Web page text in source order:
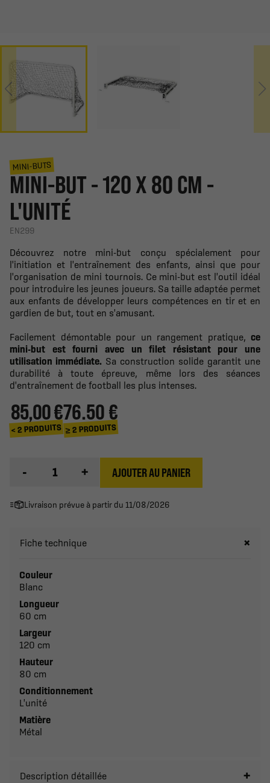
MINI-BUTS
MINI-BUT - 120 X 80 CM -
L'UNITÉ
EN299
Découvrez notre mini-but conçu spécialement pour
l'initiation et l'entraînement des enfants, ainsi que pour
l'organisation de mini tournois. Ce mini-but est l'outil idéal
pour introduire les jeunes joueurs. Sa taille adaptée permet
aux enfants de développer leurs compétences en tir et en
gardien de but, tout en s'amusant.
Facilement démontable pour un rangement pratique, ce
mini-but est fourni avec un filet résistant pour une
utilisation immédiate. Sa construction solide garantit une
durabilité à toute épreuve, même lors des séances
d'entraînement de football les plus intenses.
85,00 €
< 2 PRODUITS
76.50 €
≥ 2 PRODUITS
- + AJOUTER AU PANIER
Livraison prévue à partir du 11/08/2026
Fiche technique
Couleur
Blanc
Longueur
60 cm
Largeur
120 cm
Hauteur
80 cm
Conditionnement
L'unité
Matière
Métal
Description détaillée